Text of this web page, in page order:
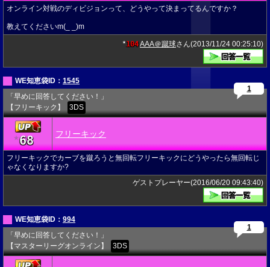
オンライン対戦のディビジョンって、どうやって決まってるんですか？
教えてくださいm(_ _)m
★104AAA＠蹴球さん(2013/11/24 00:25:10)
WE知恵袋ID： 1545
「早めに回答してください！」
【フリーキック】
3DS
1
★68 フリーキック
フリーキックでカーブを蹴ろうと無回転フリーキックにどうやったら無回転じ
ゃなくなりますか?
ゲストプレーヤー(2016/06/20 09:43:40)
WE知恵袋ID： 994
「早めに回答してください！」
【マスターリーグオンライン】
3DS
1